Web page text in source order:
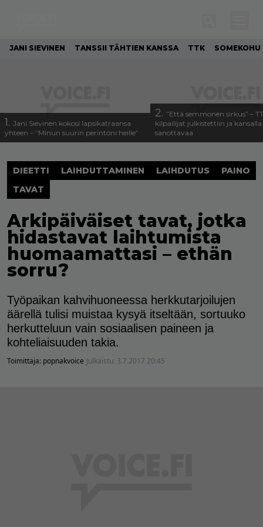
JANI SIEVINEN TANSSII TÄHTIEN KANSSA TTK SOMEKOHU
1. Jani Sievinen kokosi lapsikatraansa
yhteen – ”Minun suurin perintöni heille”
2. ”Että semmonen sirkus” –
kilpailijat julkistettiin ja
sanottavaa
DIEETTI LAIHDUTTAMINEN LAIHDUTUS
PAINO
TAVAT
Arkipäiväiset tavat, jotka
hidastavat laihtumista
huomaamattasi – ethän
sorru?
Työpaikan kahvihuoneessa herkkutarjoilujen
äärellä tulisi muistaa kysyä itseltään, sortuuko
herkutteluun vain sosiaalisen paineen ja
kohteliaisuuden takia.
Toimittaja: popnakvoice Julkaistu: 3.7.2017 20:45